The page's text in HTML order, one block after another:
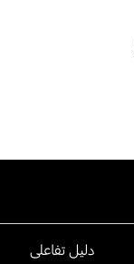
دليل تفاعلى